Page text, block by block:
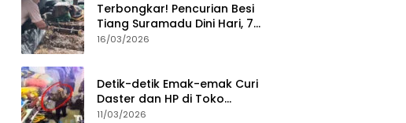
Terbongkar! Pencurian Besi
Tiang Suramadu Dini Hari, 7
ABK Ditangkap Polisi
16/03/2026
Detik-detik Emak-emak Curi
Daster dan HP di Toko
Sumenep, Aksi Terekam CCTV
11/03/2026